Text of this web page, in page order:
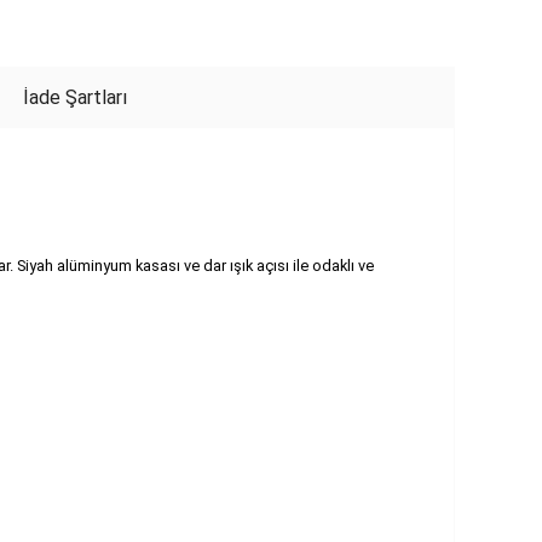
İade Şartları
alüminyum kasası ve dar ışık açısı ile odaklı ve